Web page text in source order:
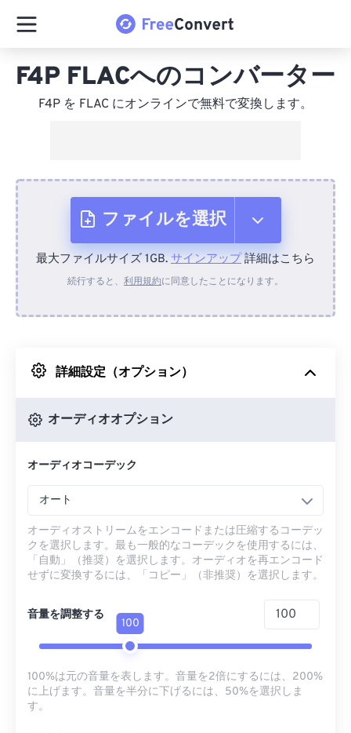
F4P FLACへのコンバーター
F4P を FLAC にオンラインで無料で変換します。
ファイルを選択
デバイスから
Googleドライブから
最大ファイルサイズ 1GB. サインアップ詳細はこちら
続行すると、 利用規約に同意したことになります。
詳細設定（オプション）
オーディオオプション
オーディオコーデック
オート
オーディオストリームをエンコードまたは圧縮するコーデッ
クを選択します。最も一般的なコーデックを使用するには、
「自動」（推奨）を選択します。オーディオを再エンコード
せずに変換するには、「コピー」（非推奨）を選択します。
音量を調整する
100
100%は元の音量を表します。音量を2倍にするには、200%
に上げます。音量を半分に下げるには、50%を選択しま
す。